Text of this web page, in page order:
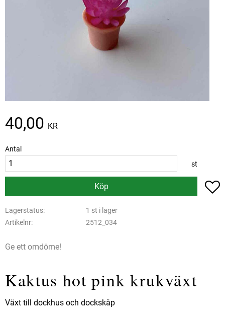
40,00 KR
Antal
st
Köp
Lagerstatus
1 st i lager
Artikelnr
2512_034
Ge ett omdöme!
Kaktus hot pink krukväxt
Växt till dockhus och dockskåp